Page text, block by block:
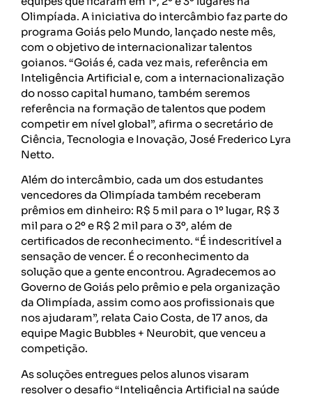
Olimpíada. A iniciativa do intercâmbio faz parte do
programa Goiás pelo Mundo, lançado neste mês,
com o objetivo de internacionalizar talentos
goianos. “Goiás é, cada vez mais, referência em
Inteligência Artificial e, com a internacionalização
do nosso capital humano, também seremos
referência na formação de talentos que podem
competir em nível global”, afirma o secretário de
Ciência, Tecnologia e Inovação, José Frederico Lyra
Netto.
Além do intercâmbio, cada um dos estudantes
vencedores da Olimpíada também receberam
prêmios em dinheiro: R$ 5 mil para o 1º lugar, R$ 3
mil para o 2º e R$ 2 mil para o 3º, além de
certificados de reconhecimento. “É indescritível a
sensação de vencer. É o reconhecimento da
solução que a gente encontrou. Agradecemos ao
Governo de Goiás pelo prêmio e pela organização
da Olimpíada, assim como aos profissionais que
nos ajudaram”, relata Caio Costa, de 17 anos, da
equipe Magic Bubbles + Neurobit, que venceu a
competição.
As soluções entregues pelos alunos visaram
resolver o desafio “Inteligência Artificial na saúde